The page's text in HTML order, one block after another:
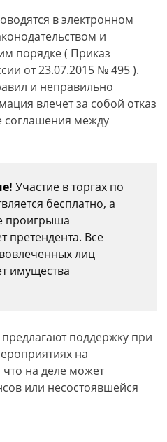
в электронном
и
порядке ( Приказ
от 23.07.2015 № 495 ).
и неправильно
влечет за собой отказ
соглашения между
Участие в торгах по
бесплатно, а
проигрыша
претендента. Все
лиц
имущества
поддержку при
на
на деле может
или несостоявшейся